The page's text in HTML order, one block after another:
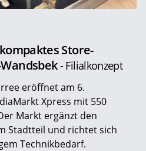
Store-
- Filialkonzept
eröffnet am 6.
Xpress mit 550
Markt ergänzt den
Stadtteil und richtet sich
Technikbedarf.